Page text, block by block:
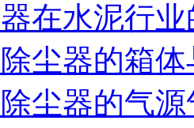
在水泥行
尘器的箱
尘器的气